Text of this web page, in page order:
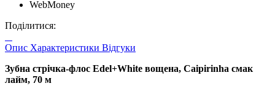
WebMoney
Поділитися:
Опис Характеристики Відгуки
Зубна стрічка-флос Edel+White вощена, Caipirinha смак
лайм, 70 м